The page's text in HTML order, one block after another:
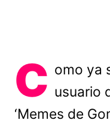
C omo ya
usuario
‘Memes de